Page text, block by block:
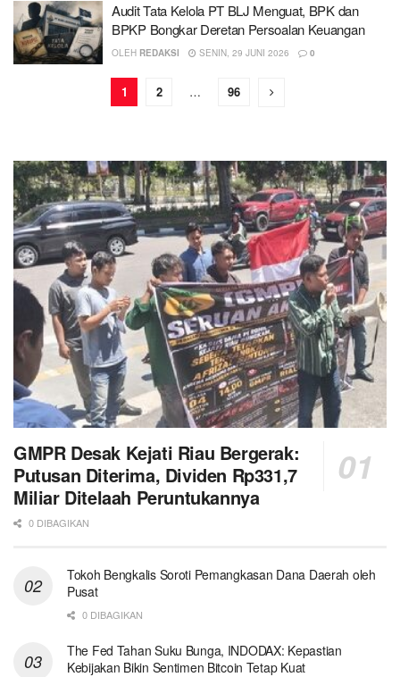
Audit Tata Kelola PT BLJ Menguat, BPK dan
BPKP Bongkar Deretan Persoalan Keuangan
OLEH REDAKSI SENIN, 29 JUNI 2026 0
1 2 … 96
GMPR Desak Kejati Riau Bergerak:
Putusan Diterima, Dividen Rp331,7
Miliar Ditelaah Peruntukannya
0 DIBAGIKAN
Tokoh Bengkalis Soroti Pemangkasan Dana Daerah oleh
Pusat
0 DIBAGIKAN
The Fed Tahan Suku Bunga, INDODAX: Kepastian
Kebijakan Bikin Sentimen Bitcoin Tetap Kuat